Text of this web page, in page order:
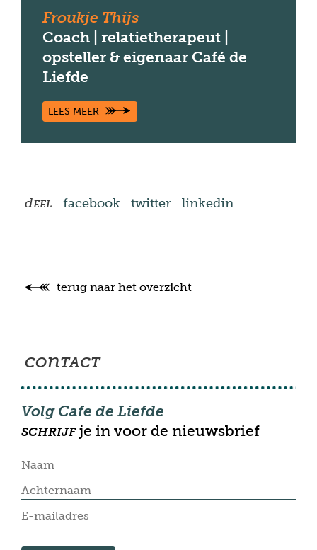
Froukje Thijs
Coach | relatietherapeut |
opsteller & eigenaar Café de
Liefde
LEES MEER
dEEL facebook twitter linkedin
terug naar het overzicht
conTACT
Volg Cafe de Liefde
SCHRIJFje in voor de nieuwsbrief